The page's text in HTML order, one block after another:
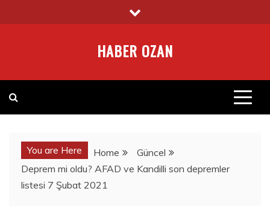
to
HABER OZAN
You are Here Home
Güncel
Deprem mi oldu? AFAD ve Kandilli son depremler
listesi 7 Şubat 2021